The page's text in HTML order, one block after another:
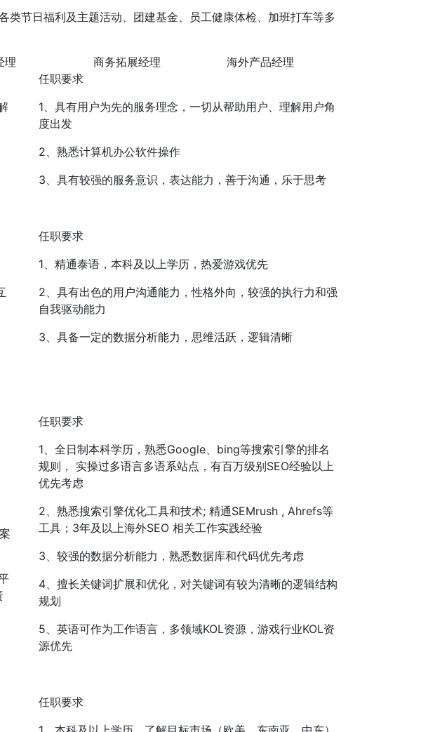
节日福利及主题活动、团建基金、员工健康体检、加班打车等多
理 商务拓展经理
海外产品经理
任职要求
1、具有用户为先的服务理念，一切从帮助用户、理解用户角
度出发
2、熟悉计算机办公软件操作
3、具有较强的服务意识，表达能力，善于沟通，乐于思考
任职要求
1、精通泰语，本科及以上学历，热爱游戏优先
2、具有出色的用户沟通能力，性格外向，较强的执行力和强
自我驱动能力
3、具备一定的数据分析能力，思维活跃，逻辑清晰
任职要求
1、全日制本科学历，熟悉Google、bing等搜索引擎的排名
规则， 实操过多语言多语系站点，有百万级别SEO经验以上
优先考虑
2、熟悉搜索引擎优化工具和技术; 精通SEMrush , Ahrefs等
工具；3年及以上海外SEO 相关工作实践经验
3、较强的数据分析能力，熟悉数据库和代码优先考虑
4、擅长关键词扩展和优化，对关键词有较为清晰的逻辑结构
规划
5、英语可作为工作语言，多领域KOL资源，游戏行业KOL资
源优先
任职要求